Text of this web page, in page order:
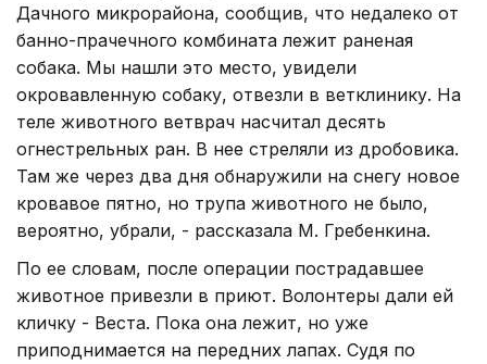
Дачного микрорайона, сообщив, что недалеко от
банно-прачечного комбината лежит раненая
собака. Мы нашли это место, увидели
окровавленную собаку, отвезли в ветклинику. На
теле животного ветврач насчитал десять
огнестрельных ран. В нее стреляли из дробовика.
Там же через два дня обнаружили на снегу новое
кровавое пятно, но трупа животного не было,
вероятно, убрали, - рассказала М. Гребенкина.
По ее словам, после операции пострадавшее
животное привезли в приют. Волонтеры дали ей
кличку - Веста. Пока она лежит, но уже
приподнимается на передних лапах. Судя по